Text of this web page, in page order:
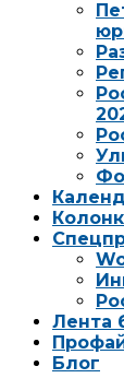
Лента
Блог